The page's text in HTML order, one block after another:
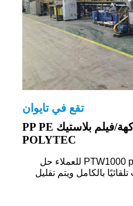
تقع في تايوان
آلة غسل وتكسير سلة الفاكهة/فيلم بلاستيك PP PE
POLYTEC
يوفر خط الغسيل وآلة التحبيب PTW1000 pp pe للعملاء حل
بالكامل ويتم تقليل